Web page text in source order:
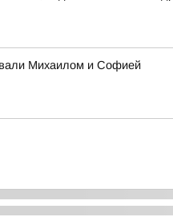
Михаилом и Софией